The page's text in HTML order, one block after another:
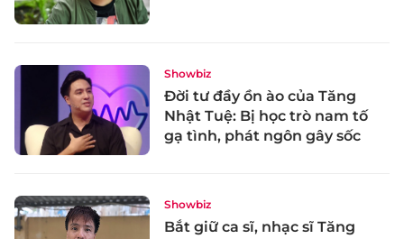
Showbiz
Đời tư đầy ồn ào của Tăng
Nhật Tuệ: Bị học trò nam tố
gạ tình, phát ngôn gây sốc
Showbiz
Bắt giữ ca sĩ, nhạc sĩ Tăng